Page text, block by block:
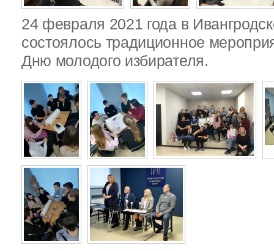
24 февраля 2021 года в
состоялось традиционное
Дню молодого избирателя.